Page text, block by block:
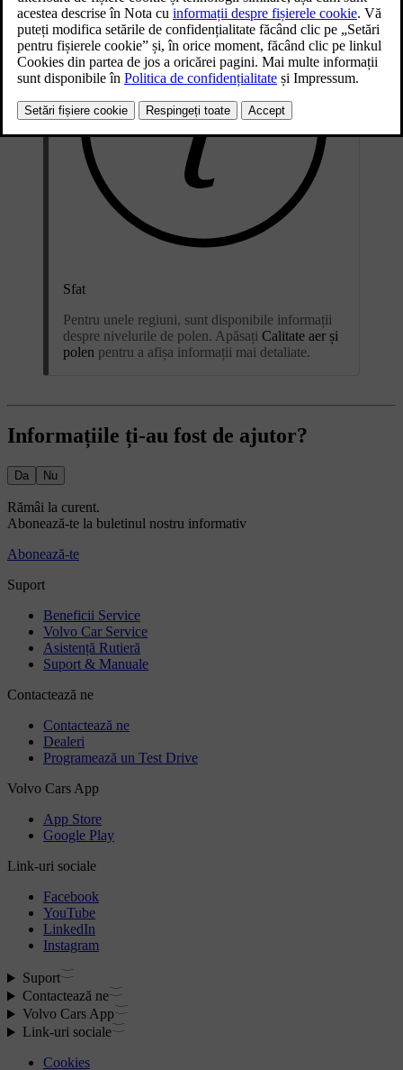
Sfat
Pentru unele regiuni, sunt disponibile informații
despre nivelurile de polen. Apăsați Calitate aer și
polen pentru a afișa informații mai detaliate.
Informațiile ți-au fost de ajutor?
Da Nu